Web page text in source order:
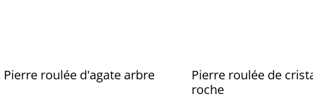
Pierre roulée d'agate arbre
Pierre roulée de
roche